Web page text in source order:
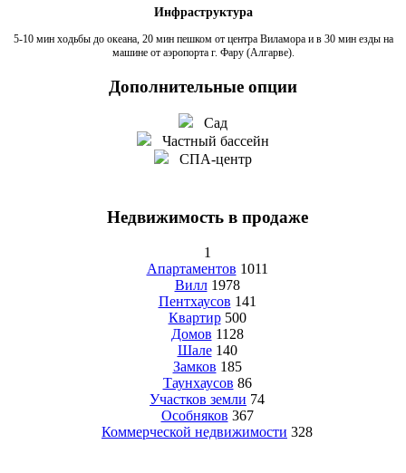
Инфраструктура
5-10 мин ходьбы до океана, 20 мин пешком от центра Виламора и в 30 мин езды на
машине от аэропорта г. Фару (Алгарве).
Дополнительные опции
Сад
Частный бассейн
СПА-центр
Недвижимость в продаже
1
Апартаментов 1011
Вилл 1978
Пентхаусов 141
Квартир 500
Домов 1128
Шале 140
Замков 185
Таунхаусов 86
Участков земли 74
Особняков 367
Коммерческой недвижимости 328